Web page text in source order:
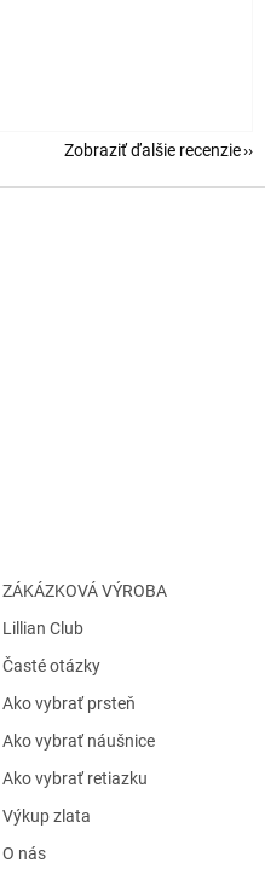
Zobraziť ďalšie recenzie
ZÁKÁZKOVÁ VÝROBA
Lillian Club
Časté otázky
Ako vybrať prsteň
Ako vybrať náušnice
Ako vybrať retiazku
Výkup zlata
O nás